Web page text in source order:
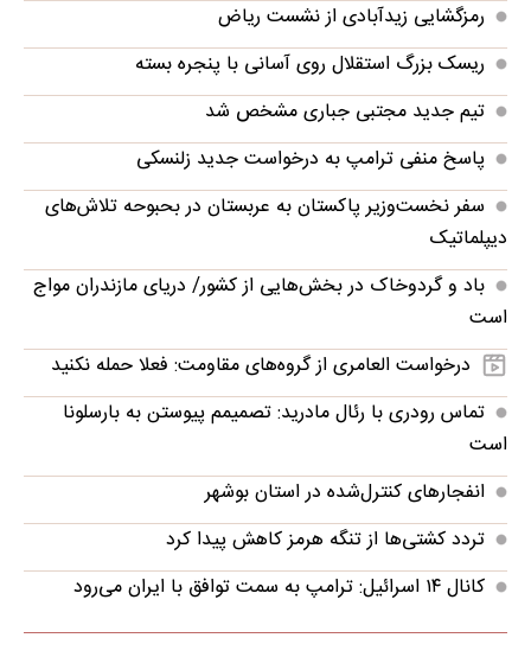
رمزگشایی زیدآبادی از نشست ریاض
ریسک بزرگ استقلال روی آسانی با پنجره بسته
تیم جدید مجتبی جباری مشخص شد
پاسخ منفی ترامپ به درخواست جدید زلنسکی
سفر نخست‌وزیر پاکستان به عربستان در بحبوحه تلاش‌های
دیپلماتیک
باد و گردوخاک در بخش‌هایی از کشور/ دریای مازندران مواج
است
درخواست العامری از گروه‌های مقاومت: فعلا حمله نکنید
تماس رودری با رئال مادرید: تصمیمم پیوستن به بارسلونا
است
انفجارهای کنترل‌شده در استان بوشهر
تردد کشتی‌ها از تنگه هرمز کاهش پیدا کرد
کانال ۱۴ اسرائیل: ترامپ به سمت توافق با ایران می‌رود